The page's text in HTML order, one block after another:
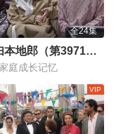
全24集
外来媳妇本地郎（第3971集-3994集）
庭成长记忆